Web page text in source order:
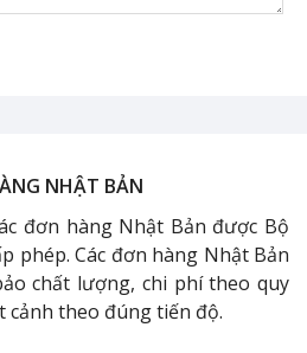
NHẬT BẢN
đơn hàng Nhật Bản được Bộ
phép. Các đơn hàng Nhật Bản
chất lượng, chi phí theo quy
cảnh theo đúng tiến độ.